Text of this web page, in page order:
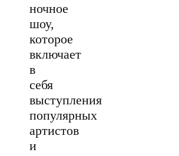
ночное
шоу,
которое
включает
в
себя
выступления
популярных
артистов
и